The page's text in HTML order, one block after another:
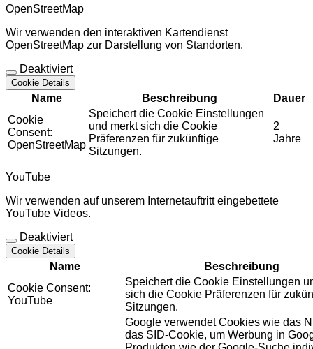
OpenStreetMap
Wir verwenden den interaktiven Kartendienst
OpenStreetMap zur Darstellung von Standorten.
Deaktiviert
Cookie Details
Name Beschreibung
Dauer
Cookie
Consent:
OpenStreetMap
Speichert die Cookie Einstellungen
und merkt sich die Cookie
Präferenzen für zukünftige
Sitzungen.
2
Jahre
YouTube
Wir verwenden auf unserem Internetauftritt eingebettete
YouTube Videos.
Deaktiviert
Cookie Details
Name
Beschreibung
Cookie Consent:
YouTube
Speichert die Cookie Einstellungen
sich die Cookie Präferenzen für
Sitzungen.
Google verwendet Cookies wie das
das SID-Cookie, um Werbung in